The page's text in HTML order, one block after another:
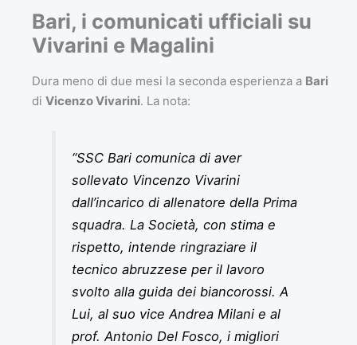
Bari, i comunicati ufficiali su
Vivarini e Magalini
Dura meno di due mesi la seconda esperienza a Bari
di Vicenzo Vivarini. La nota:
“SSC Bari comunica di aver
sollevato Vincenzo Vivarini
dall’incarico di allenatore della Prima
squadra. La Società, con stima e
rispetto, intende ringraziare il
tecnico abruzzese per il lavoro
svolto alla guida dei biancorossi. A
Lui, al suo vice Andrea Milani e al
prof. Antonio Del Fosco, i migliori